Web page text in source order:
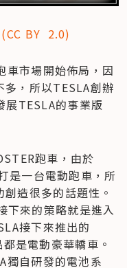
BY  2.0)
車市場開始佈局，因
，所以TESLA創辦
TESLA的事業版
跑車，由於
是一台電動跑車，所
造很多的話題性。
下來的策略就是進入
接下來推出的
是電動豪華轎車。
獨自研發的電池系